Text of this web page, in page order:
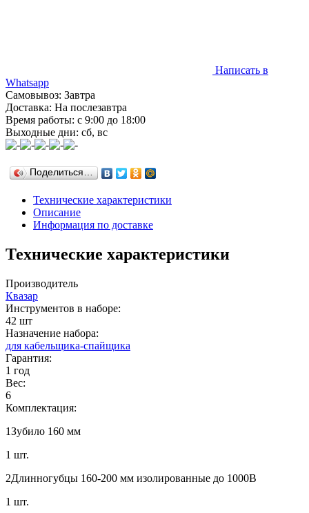
Написать в
Whatsapp
Самовывоз: Завтра
Доставка: На послезавтра
Время работы: с 9:00 до 18:00
Выходные дни: сб, вс
Поделиться…
Технические характеристики
Описание
Информация по доставке
Технические характеристики
Производитель
Квазар
Инструментов в наборе:
42 шт
Назначение набора:
для кабельщика-спайщика
Гарантия:
1 год
Вес:
6
Комплектация:
1Зубило 160 мм
1 шт.
2Длинногубцы 160-200 мм изолированные до 1000В
1 шт.